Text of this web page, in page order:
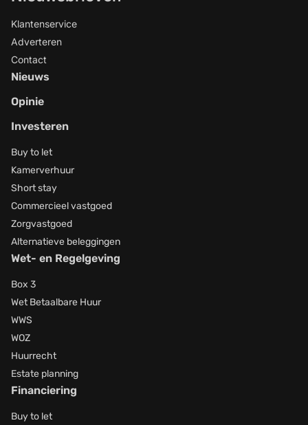
Klantenservice
Adverteren
Contact
Nieuws
Opinie
Investeren
Buy to let
Kamerverhuur
Short stay
Commercieel vastgoed
Zorgvastgoed
Alternatieve beleggingen
Wet- en Regelgeving
Box 3
Wet Betaalbare Huur
WWS
WOZ
Huurrecht
Estate planning
Financiering
Buy to let